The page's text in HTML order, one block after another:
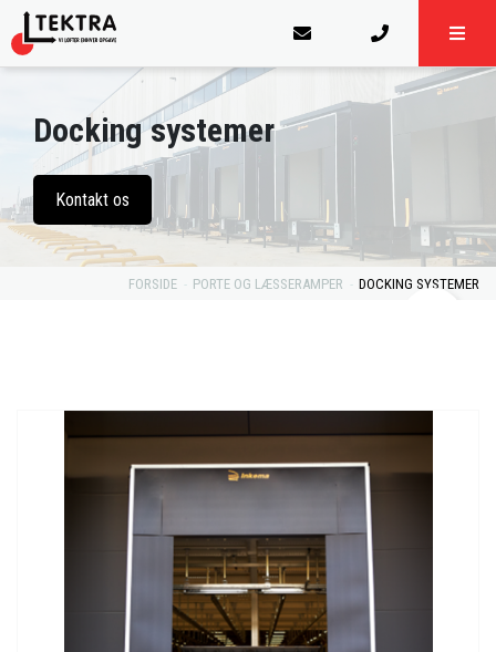
Docking systemer
Kontakt os
FORSIDE PORTE OG LÆSSERAMPER DOCKING SYSTEMER